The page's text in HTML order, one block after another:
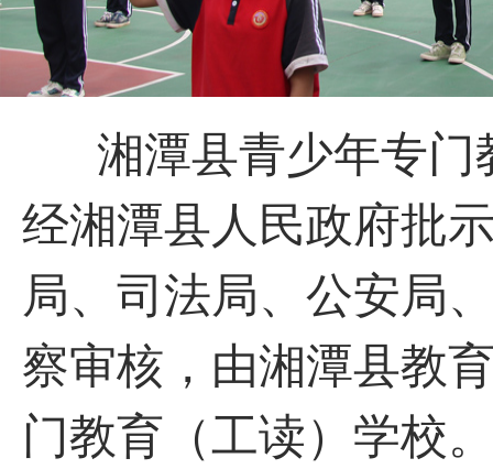
湘潭县青少年专门
经湘潭县人民政府批
局、司法局、公安局
察审核，由湘潭县教
门教育（工读）学校